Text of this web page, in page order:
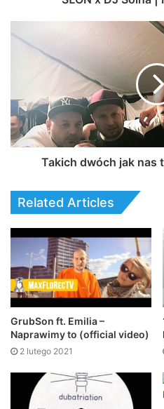
Takich dwóch jak nas
Related Articles
GrubSon ft. Emilia –
Naprawimy to (official video)
2 lutego 2021